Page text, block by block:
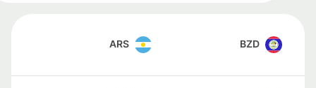
BZD
ARS